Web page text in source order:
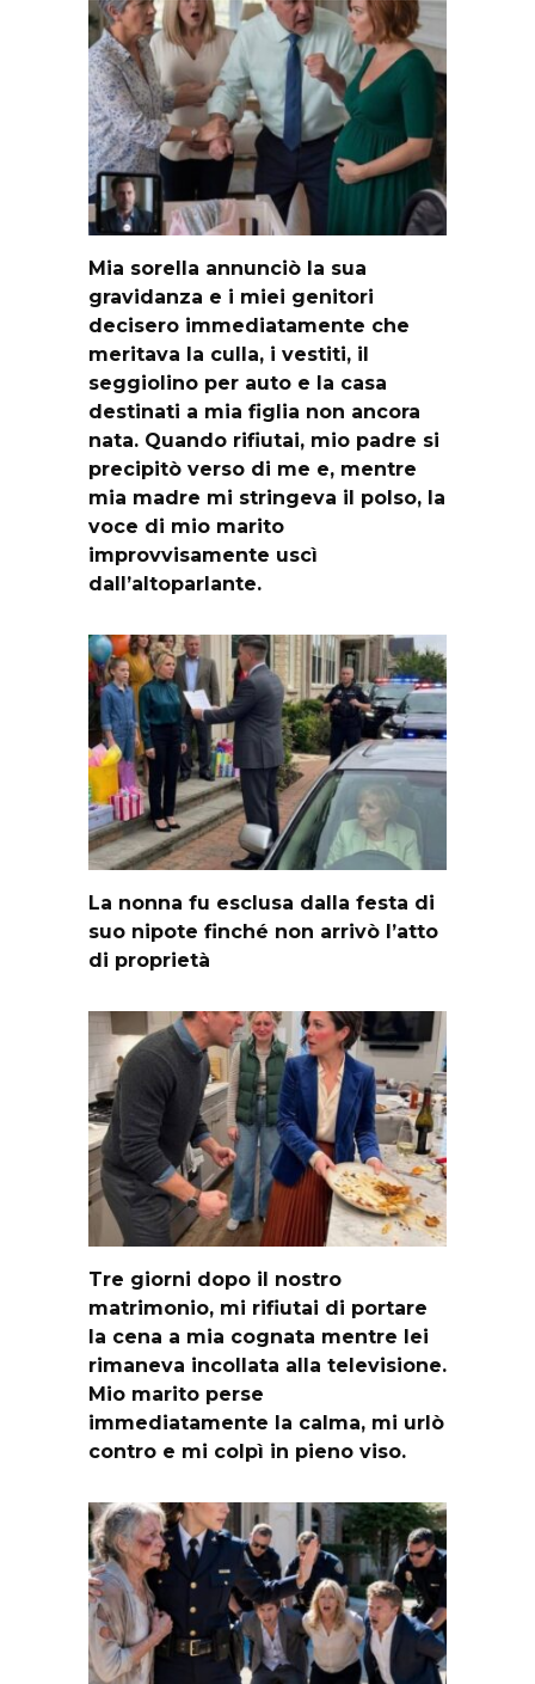
Mia sorella annunciò la sua
gravidanza e i miei genitori
decisero immediatamente che
meritava la culla, i vestiti, il
seggiolino per auto e la casa
destinati a mia figlia non ancora
nata. Quando rifiutai, mio padre si
precipitò verso di me e, mentre
mia madre mi stringeva il polso, la
voce di mio marito
improvvisamente uscì
dall’altoparlante.
La nonna fu esclusa dalla festa di
suo nipote finché non arrivò l’atto
di proprietà
Tre giorni dopo il nostro
matrimonio, mi rifiutai di portare
la cena a mia cognata mentre lei
rimaneva incollata alla televisione.
Mio marito perse
immediatamente la calma, mi urlò
contro e mi colpì in pieno viso.